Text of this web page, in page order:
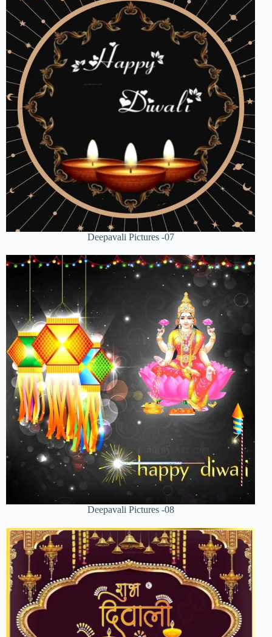
Deepavali Pictures -07
Deepavali Pictures -08